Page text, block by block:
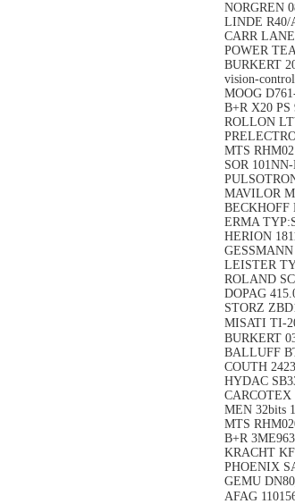
NORGREN
LINDE R40/
CARR
POWER
BURKERT
vision-
MOOG
B+R X20 PS
ROLLON
MTS
SOR
MAVILOR
BECKHOFF
ERMA
HERION
LEISTER
ROLAND
DOPAG
STORZ
MISATI TI-
BURKERT
BALLUFF
COUTH
HYDAC
CARCOTEX
MEN 32bits
MTS
B+R
KRACHT
PHOENIX
GEMU
AFAG